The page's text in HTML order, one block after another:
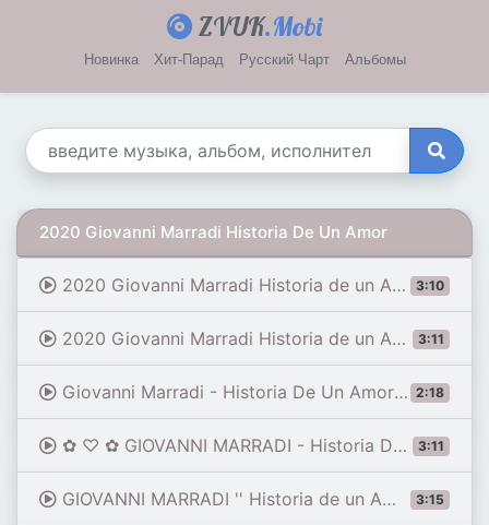
ZVUK.Mobi
Новинка Хит-Парад Русский Чарт Альбомы
2020 Giovanni Marradi Historia De Un Amor
3:10
2020 Giovanni Marradi Historia de un Amor
3:11
2020 Giovanni Marradi Historia de un Amor - Piano Tutorial [Nivek.Piano]
2:18
Giovanni Marradi - Historia De Un Amor(Fuad Ibrahimli)
3:11
✿ ♡ ✿ GIOVANNI MARRADI - Historia De Un Amor
3:15
GIOVANNI MARRADI '' Historia de un Amor '' [CINEMATIC]